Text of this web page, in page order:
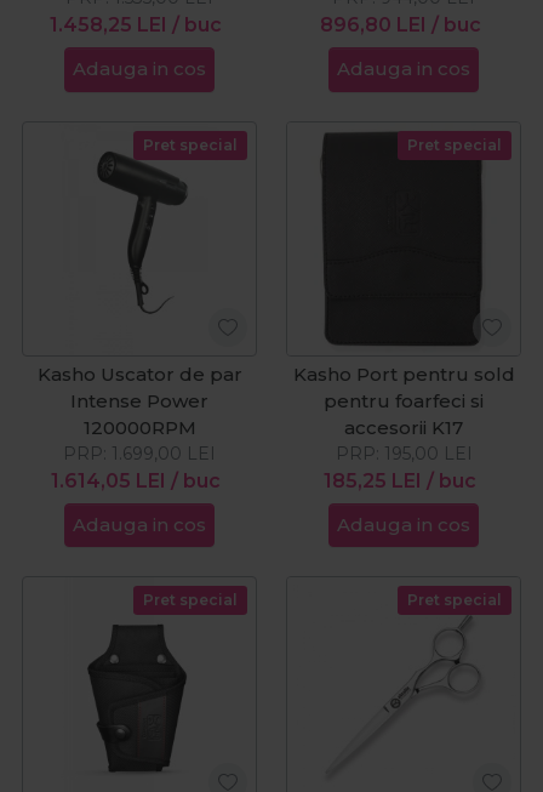
1.458,25 LEI / buc
Adauga in cos
896,80 LEI / buc
Adauga in cos
Pret special
Kasho Uscator de par
Intense Power
120000RPM
1.614,05 LEI / buc
PRP: 1.699,00 LEI
Adauga in cos
Pret special
Kasho Port pentru sold
pentru foarfeci si
accesorii K17
185,25 LEI / buc
PRP: 195,00 LEI
Adauga in cos
Pret special Pret special